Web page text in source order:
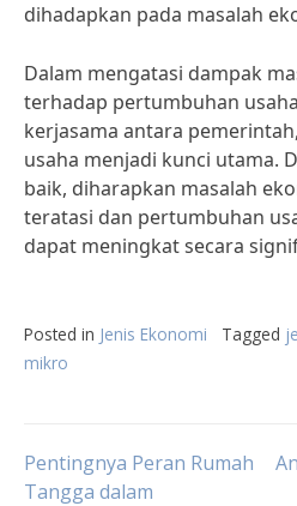
dihadapkan pada masalah
Dalam mengatasi dampak
terhadap pertumbuhan
kerjasama antara
usaha menjadi kunci utama.
baik, diharapkan masalah
teratasi dan pertumbuhan
dapat meningkat secara
Posted in Jenis Ekonomi Tagged
mikro
Post
Pentingnya Peran Rumah
Tangga dalam